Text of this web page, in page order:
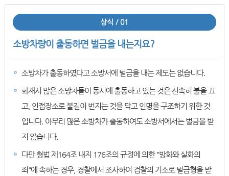
상식 / 01
소방차량이 출동하면 벌금을 내는지요?
소방차가 출동하였다고 소방서에 벌금을 내는 제도는 없습니다.
화재시 많은 소방차들이 동시에 출동하고 있는 것은 신속히 불을 끄
고, 인접장소로 불길이 번지는 것을 막고 인명을 구조하기 위한 것
입니다. 아무리 많은 소방차가 출동하여도 소방서에서는 벌금을 받
지 않습니다.
다만 형법 제164조 내지 176조의 규정에 의한 "방화와 실화의
죄"에 속하는 경우, 경찰에서 조사하여 검찰의 기소로 벌금형을 받